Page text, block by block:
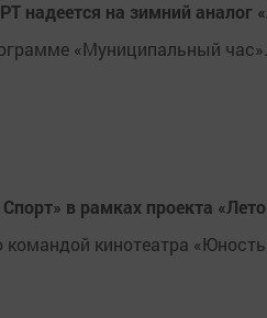
надеется на зимний аналог
«Муниципальный час».
в рамках проекта «Лето
кинотеатра